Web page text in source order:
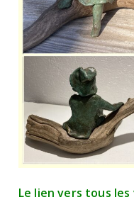
Le lien vers tous